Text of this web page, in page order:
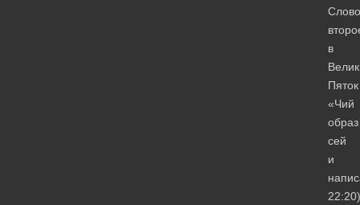
Слово
в
Пяток
«Чий
образ
сей
и
22:20)